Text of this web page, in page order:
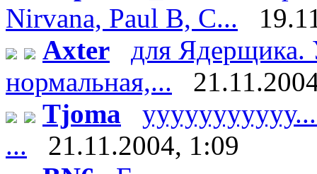
Nirvana, Paul B, C...
Axter
для Ядерщика.
нормальная,...
Tjoma
...
21.11.2004, 1:09